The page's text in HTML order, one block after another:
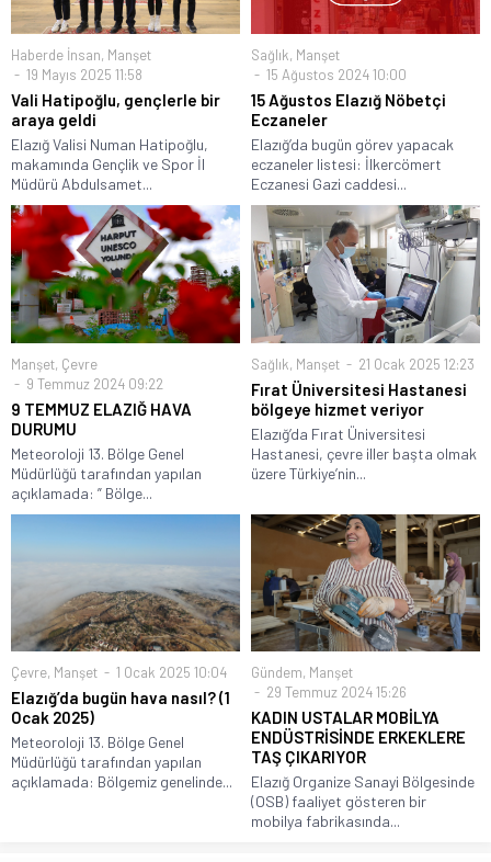
Haberde İnsan, Manşet
19 Mayıs 2025 11:58
Vali Hatipoğlu, gençlerle bir
araya geldi
Elazığ Valisi Numan Hatipoğlu,
makamında Gençlik ve Spor İl
Müdürü Abdulsamet...
Sağlık, Manşet
15 Ağustos 2024 10:00
15 Ağustos Elazığ Nöbetçi
Eczaneler
Elazığ’da bugün görev yapacak
eczaneler listesi: İlkercömert
Eczanesi Gazi caddesi...
Manşet, Çevre
9 Temmuz 2024 09:22
9 TEMMUZ ELAZIĞ HAVA
DURUMU
Meteoroloji 13. Bölge Genel
Müdürlüğü tarafından yapılan
açıklamada: ” Bölge...
Sağlık, Manşet 21 Ocak 2025 12:23
Fırat Üniversitesi Hastanesi
bölgeye hizmet veriyor
Elazığ’da Fırat Üniversitesi
Hastanesi, çevre iller başta olmak
üzere Türkiye’nin...
Çevre, Manşet 1 Ocak 2025 10:04
Elazığ’da bugün hava nasıl? (1
Ocak 2025)
Meteoroloji 13. Bölge Genel
Müdürlüğü tarafından yapılan
açıklamada: Bölgemiz genelinde...
Gündem, Manşet
29 Temmuz 2024 15:26
KADIN USTALAR MOBİLYA
ENDÜSTRİSİNDE ERKEKLERE
TAŞ ÇIKARIYOR
Elazığ Organize Sanayi Bölgesinde
(OSB) faaliyet gösteren bir
mobilya fabrikasında...